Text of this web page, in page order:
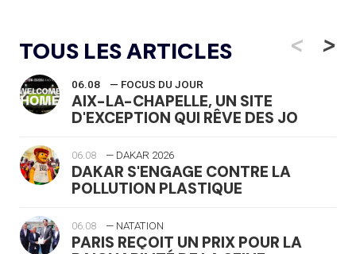
TOUS LES ARTICLES <
06.08 — FOCUS DU JOUR
AIX-LA-CHAPELLE, UN SITE
D'EXCEPTION QUI RÊVE DES JO
06.08 — DAKAR 2026
DAKAR S'ENGAGE CONTRE LA
POLLUTION PLASTIQUE
06.08 — NATATION
PARIS REÇOIT UN PRIX POUR LA
>